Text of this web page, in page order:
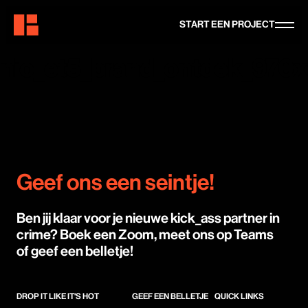
START EEN PROJECT
Geef ons een seintje!
Ben jij klaar voor je nieuwe kick_ass partner in
crime? Boek een Zoom, meet ons op Teams
of geef een belletje!
DROP IT LIKE IT'S HOT GEEF EEN BELLETJE QUICK LINKS